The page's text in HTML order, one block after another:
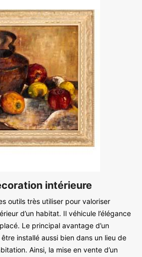
intérieure
outils très utiliser pour valoriser
d’un habitat. Il véhicule l’élégance
Le principal avantage d’un
être installé aussi bien dans un lieu de
Ainsi, la mise en vente d’un